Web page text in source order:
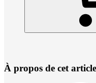
À propos de cet article